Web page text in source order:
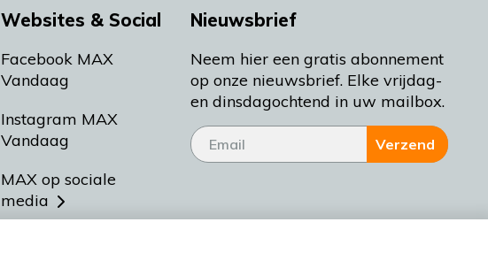
Websites & Social
Facebook MAX
Vandaag
Instagram MAX
Vandaag
MAX op sociale
media
Nieuwsbrief
Neem hier een gratis abonnement
op onze nieuwsbrief. Elke vrijdag-
en dinsdagochtend in uw mailbox.
Verzend